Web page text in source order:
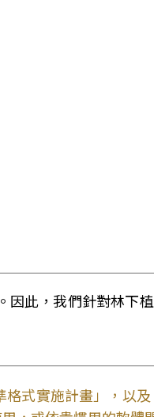
此，我們針對林下
格式實施計畫」，